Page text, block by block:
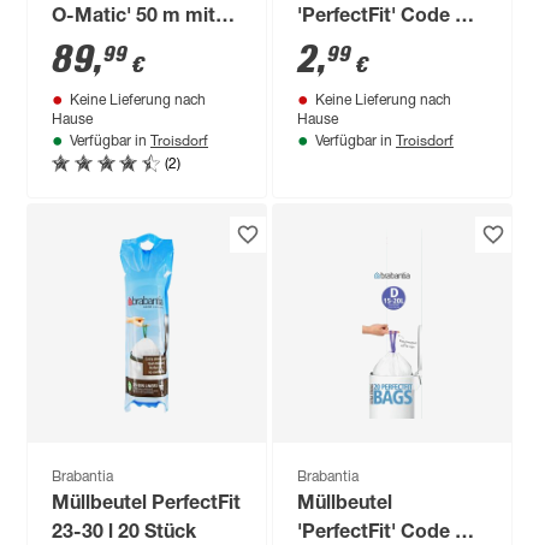
O-Matic' 50 m mit
Bodenanker und
Schutzhülle
89,99 €
Keine Lieferung nach
Hause
Verfügbar in Troisdorf
(2)
'PerfectFit' Code X
10-12L
2,99 €
Keine Lieferung nach
Hause
Verfügbar in Troisdorf
Brabantia
Müllbeutel PerfectFit
23-30 l 20 Stück
Brabantia
Müllbeutel
'PerfectFit' Code D